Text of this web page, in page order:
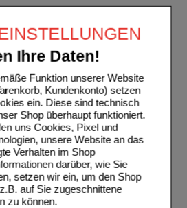
Ihre Daten!
Funktion unserer Website
Kundenkonto) setzen
ein. Diese sind technisch
Shop überhaupt funktioniert.
uns Cookies, Pixel und
unsere Website an das
Verhalten im Shop
darüber, wie Sie
setzen wir ein, um den Shop
auf Sie zugeschnittene
zu können.